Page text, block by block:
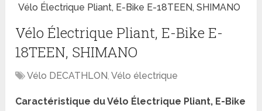
Vélo Électrique Pliant, E-Bike E-18TEEN, SHIMANO
Vélo Électrique Pliant, E-Bike E-
18TEEN, SHIMANO
Vélo DECATHLON,Vélo électrique
Caractéristique du Vélo Électrique Pliant, E-Bike